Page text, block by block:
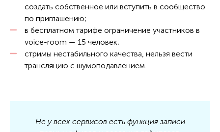
создать собственное или вступить в сообщество
по приглашению;
в бесплатном тарифе ограничение участников в
voice-room — 15 человек;
стримы нестабильного качества, нельзя вести
трансляцию с шумоподавлением.
Не у всех сервисов есть функция записи